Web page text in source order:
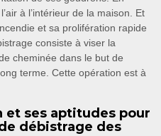
à l’intérieur de la maison. Et
et sa prolifération rapide
consiste à viser la
cheminée dans le but de
terme. Cette opération est à
et ses aptitudes pour
débistrage des